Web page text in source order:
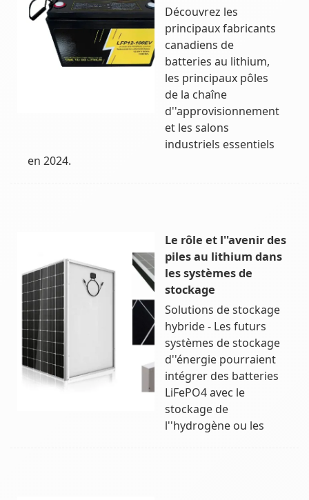
Découvrez les
principaux fabricants
canadiens de
batteries au lithium,
les principaux pôles
de la chaîne
d''approvisionnement
et les salons
industriels essentiels
en 2024.
Le rôle et l''avenir des
piles au lithium dans
les systèmes de
stockage
Solutions de stockage
hybride - Les futurs
systèmes de stockage
d''énergie pourraient
intégrer des batteries
LiFePO4 avec le
stockage de
l''hydrogène ou les